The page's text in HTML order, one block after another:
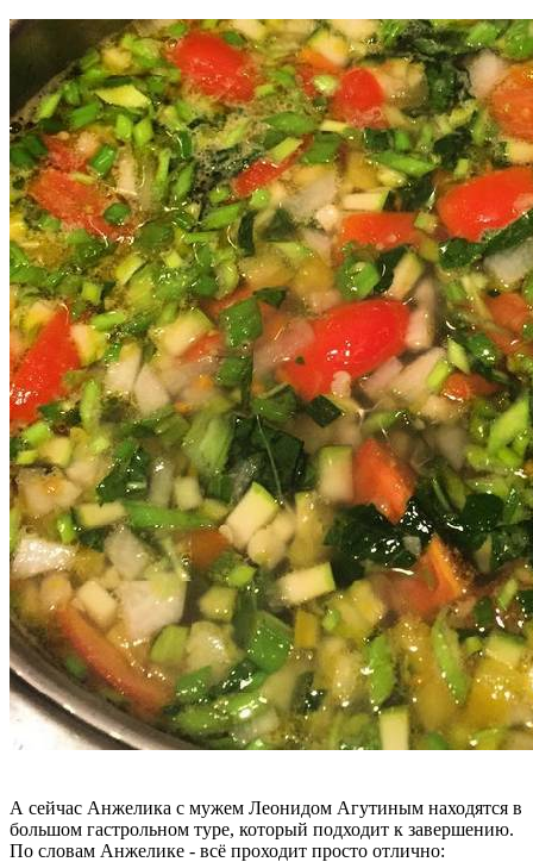
А сейчас Анжелика с мужем Леонидом Агутиным находятся в
большом гастрольном туре, который подходит к завершению.
По словам Анжелике - всё проходит просто отлично: